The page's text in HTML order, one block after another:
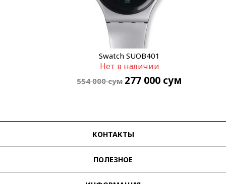
Swatch SUOB401
Нет в наличии
554 000сум 277 000 сум
КОНТАКТЫ
ПОЛЕЗНОЕ